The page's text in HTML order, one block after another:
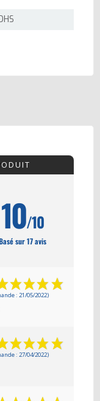
10/10
sur 17 avis
: 21/05/2022)
: 27/04/2022)